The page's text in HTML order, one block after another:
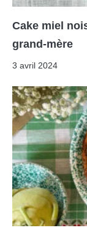
Cake miel
grand-mère
3 avril 2024